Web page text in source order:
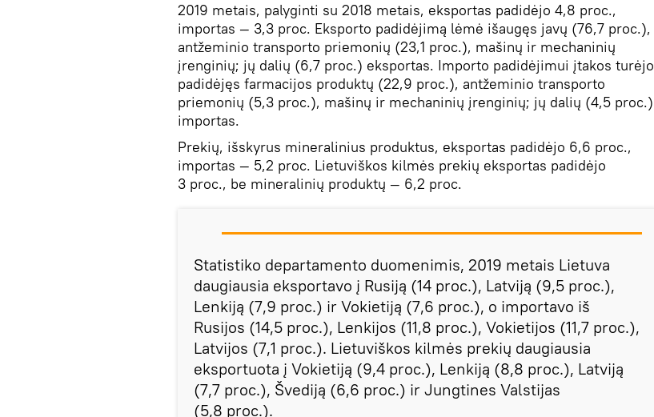
2019 metais, palyginti su 2018 metais, eksportas padidėjo 4,8 proc.,
importas — 3,3 proc. Eksporto padidėjimą lėmė išaugęs javų (76,7 proc.),
antžeminio transporto priemonių (23,1 proc.), mašinų ir mechaninių
įrenginių; jų dalių (6,7 proc.) eksportas. Importo padidėjimui įtakos turėjo
padidėjęs farmacijos produktų (22,9 proc.), antžeminio transporto
priemonių (5,3 proc.), mašinų ir mechaninių įrenginių; jų dalių (4,5 proc.)
importas.
Prekių, išskyrus mineralinius produktus, eksportas padidėjo 6,6 proc.,
importas — 5,2 proc. Lietuviškos kilmės prekių eksportas padidėjo
3 proc., be mineralinių produktų — 6,2 proc.
Statistiko departamento duomenimis, 2019 metais Lietuva
daugiausia eksportavo į Rusiją (14 proc.), Latviją (9,5 proc.),
Lenkiją (7,9 proc.) ir Vokietiją (7,6 proc.), o importavo iš
Rusijos (14,5 proc.), Lenkijos (11,8 proc.), Vokietijos (11,7 proc.),
Latvijos (7,1 proc.). Lietuviškos kilmės prekių daugiausia
eksportuota į Vokietiją (9,4 proc.), Lenkiją (8,8 proc.), Latviją
(7,7 proc.), Švediją (6,6 proc.) ir Jungtines Valstijas
(5,8 proc.).